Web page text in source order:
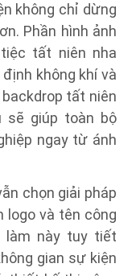
không chỉ dừng
Phần hình ảnh
tất niên nha
không khí và
tất niên
sẽ giúp toàn bộ
ngay từ ánh
chọn giải pháp
logo và tên công
làm này tuy tiết
gian sự kiện